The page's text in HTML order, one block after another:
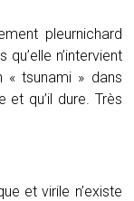
pleurnichard
n’intervient
« tsunami » dans
et qu’il dure. Très
et virile n’existe